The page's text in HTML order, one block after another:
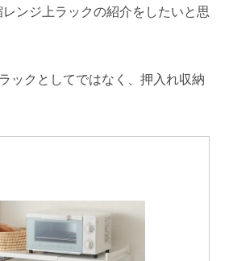
ンジ上ラックの紹介をしたいと思
ックとしてではなく、押入れ収納